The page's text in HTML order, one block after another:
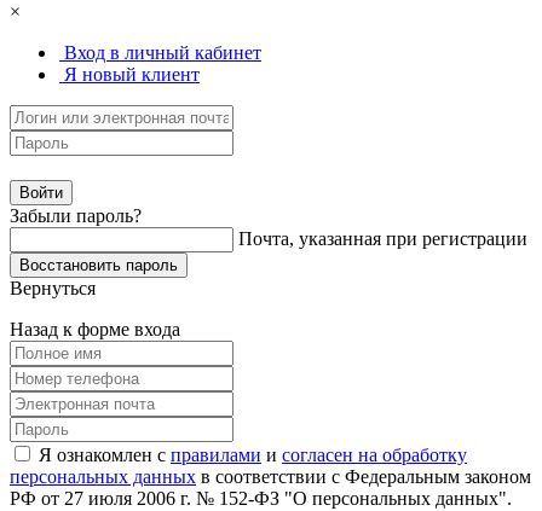
×
Вход в личный кабинет
Я новый клиент
Забыли пароль?
Почта, указанная при регистрации
Вернуться
Назад к форме входа
Я ознакомлен с правилами и согласен на обработку
персональных данных в соответствии с Федеральным законом
РФ от 27 июля 2006 г. № 152-ФЗ "О персональных данных".